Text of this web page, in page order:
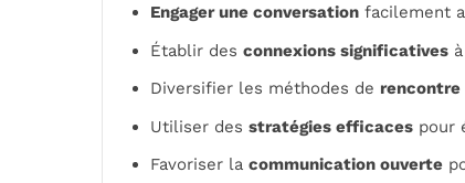
Engager une conversation facilement
Établir des connexions significatives
Diversifier les méthodes de rencontre
Utiliser des stratégies efficaces pour
Favoriser la communication ouverte